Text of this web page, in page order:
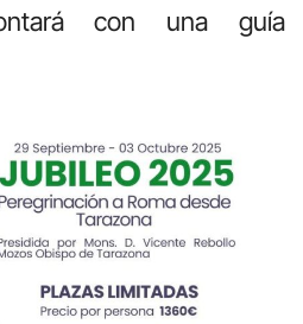
con una guía